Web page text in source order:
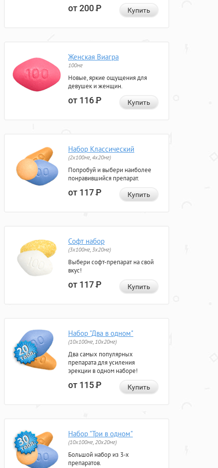
от 200Р Купить
Женская Виагра
100мг
Новые, яркие ощущения для
девушек и женщин.
от 116Р Купить
Набор Классический
(2x100мг, 4x20мг)
Попробуй и выбери наиболее
понравившийся препарат.
от 117Р Купить
Софт набор
(3x100мг, 3x20мг)
Выбери софт-препарат на свой
вкус!
от 117Р Купить
Набор "Два в одном"
(10x100мг, 10x20мг)
Два самых популярных
препарата для усиления
эрекции в одном наборе!
от 115Р Купить
Набор "Три в одном"
(10x100мг, 20x20мг)
Большой набор из 3-х
препаратов.